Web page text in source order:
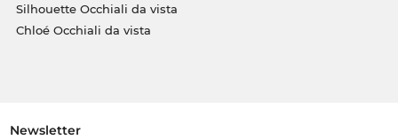
Silhouette Occhiali da vista
Chloé Occhiali da vista
Newsletter